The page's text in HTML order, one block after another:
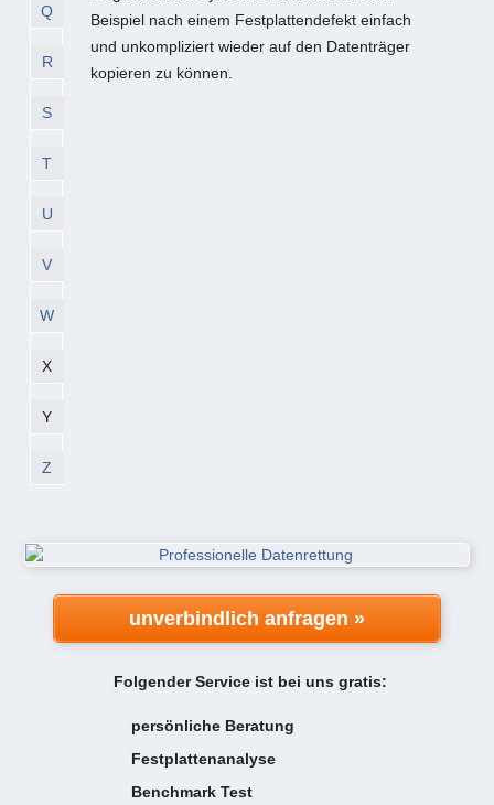
Q
R
S
T
U
V
W
X
Y
Z
Beispiel nach einem Festplattendefekt einfach
und unkompliziert wieder auf den Datenträger
kopieren zu können.
unverbindlich anfragen »
Folgender Service ist bei uns gratis:
persönliche Beratung
Festplattenanalyse
Benchmark Test